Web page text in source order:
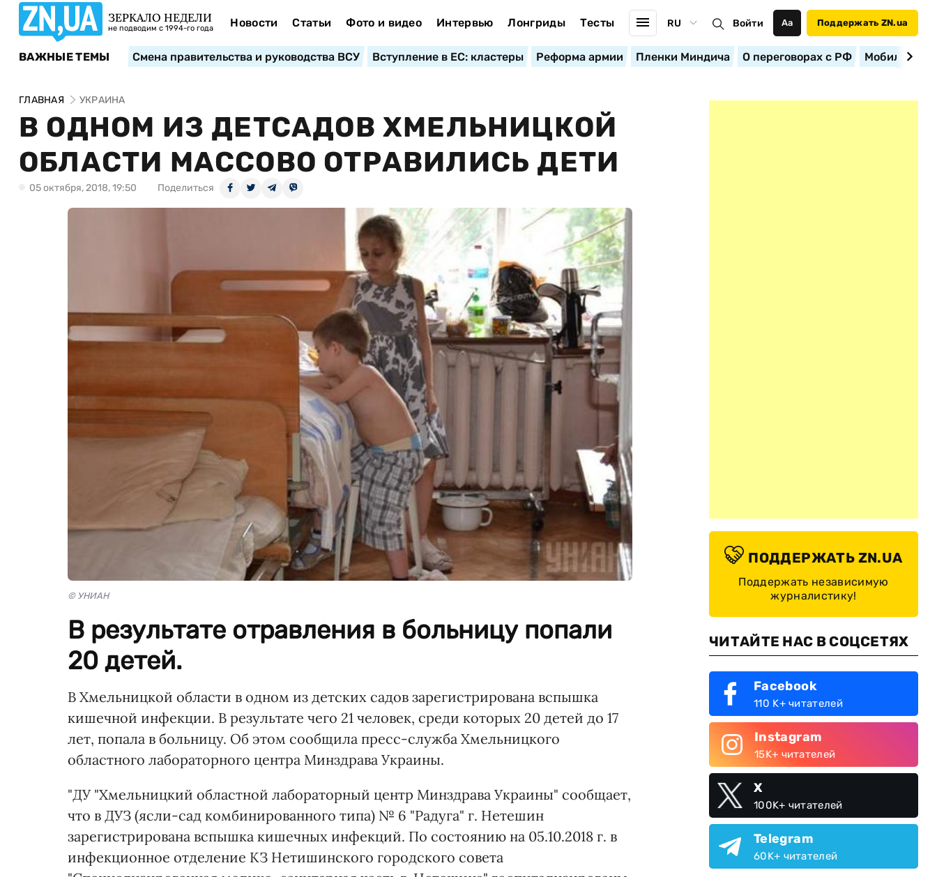
ЗЕРКАЛО НЕДЕЛИ
не подводим с 1994-го года Новости Статьи Фото и видео Интервью Лонгриды Тесты RU Войти Аа Поддержать ZN.ua
ВАЖНЫЕ ТЕМЫ Смена правительства и руководства ВСУ Вступление в ЕС: кластеры Реформа армии Пленки Миндича О переговорах с РФ
ГЛАВНАЯ УКРАИНА
В ОДНОМ ИЗ ДЕТСАДОВ ХМЕЛЬНИЦКОЙ
ОБЛАСТИ МАССОВО ОТРАВИЛИСЬ ДЕТИ
05 октября, 2018, 19:50 Поделиться
© УНИАН
В результате отравления в больницу попали
20 детей.
В Хмельницкой области в одном из детских садов зарегистрирована вспышка
кишечной инфекции. В результате чего 21 человек, среди которых 20 детей до 17
лет, попала в больницу. Об этом сообщила пресс-служба Хмельницкого
областного лабораторного центра Минздрава Украины.
"ДУ "Хмельницкий областной лабораторный центр Минздрава Украины" сообщает,
что в ДУЗ (ясли-сад комбинированного типа) № 6 "Радуга" г. Нетешин
зарегистрирована вспышка кишечных инфекций. По состоянию на 05.10.2018 г. в
инфекционное отделение КЗ Нетишинского городского совета
ПОДДЕРЖАТЬ ZN.UA
Поддержать независимую
журналистику!
ЧИТАЙТЕ НАС В СОЦСЕТЯХ
Facebook
110 K+ читателей
Instagram
15K+ читателей
X
100K+ читателей
Telegram
60K+ читателей